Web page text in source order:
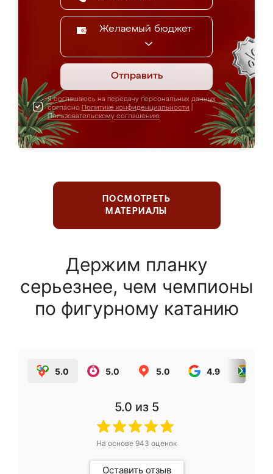
Желаемый бюджет
Отправить
Я соглашаюсь на передачу персональных данных
согласно Политике конфиденциальности
Пользовательскому соглашению
ПОСМОТРЕТЬ
МАТЕРИАЛЫ
Держим планку
серьезнее, чем чемпионы
по фигурному катанию
5.0 5.0 5.0 4.9
5.0 из 5
На основе 943 оценок
Оставить отзыв